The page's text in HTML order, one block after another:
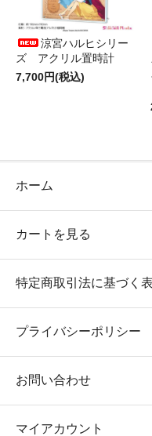
涼宮ハルヒシリー
ズ アクリル置時計
7,700円(税込)
ホーム
カートを見る
特定商取引法に基づく
プライバシーポリシー
お問い合わせ
マイアカウント